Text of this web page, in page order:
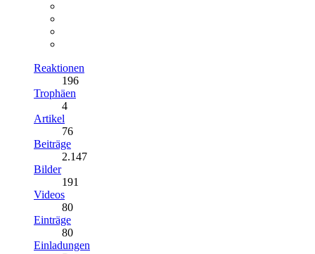
Reaktionen
196
Trophäen
4
Artikel
76
Beiträge
2.147
Bilder
191
Videos
80
Einträge
80
Einladungen